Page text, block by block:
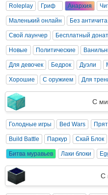
Roleplay Гриф Анархия
Маленький онлайн Без античита
Свой лаунчер Бесплатный донат
Новые Политические
Для девочек Бедрок Дуэли
Хорошие С оружием Для
С
Голодные игры Bed Wars
Build Battle Паркур Скай Блок
Битва муравьев Лаки блоки
С